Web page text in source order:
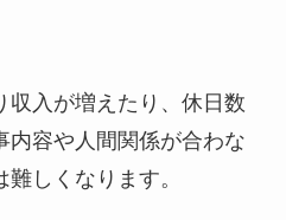
収入が増えたり、休日数
内容や人間関係が合わな
しくなります。